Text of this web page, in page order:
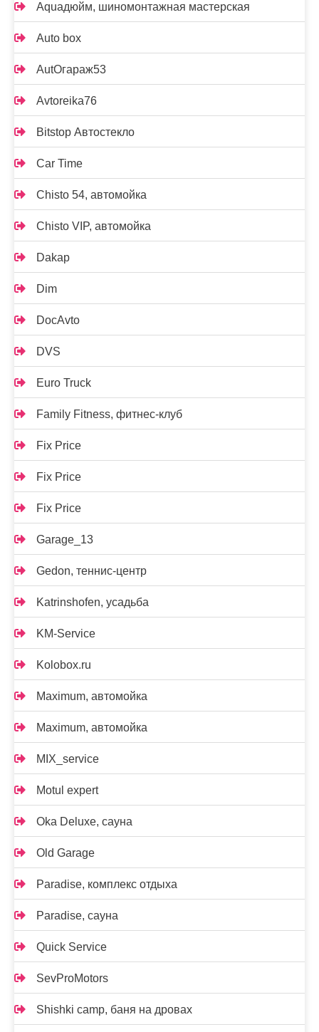
Aquaдюйм, шиномонтажная мастерская
Auto box
AutOгараж53
Avtoreika76
Bitstop Автостекло
Car Time
Chisto 54, автомойка
Chisto VIP, автомойка
Dakap
Dim
DocAvto
DVS
Euro Truck
Family Fitness, фитнес-клуб
Fix Price
Fix Price
Fix Price
Garage_13
Gedon, теннис-центр
Katrinshofen, усадьба
KM-Service
Kolobox.ru
Maximum, автомойка
Maximum, автомойка
MIX_service
Motul expert
Oka Deluxe, сауна
Old Garage
Paradise, комплекс отдыха
Paradise, сауна
Quick Service
SevProMotors
Shishki camp, баня на дровах